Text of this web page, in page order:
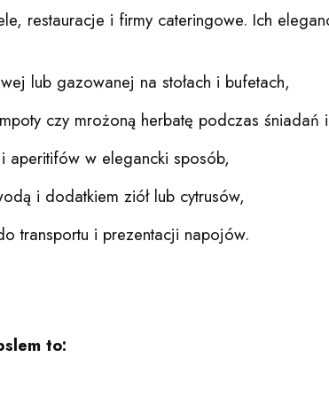
restauracje i firmy cateringowe. Ich
lub gazowanej na stołach i bufetach,
czy mrożoną herbatę podczas śniadań
w elegancki sposób,
i dodatkiem ziół lub cytrusów,
transportu i prezentacji napojów.
to: